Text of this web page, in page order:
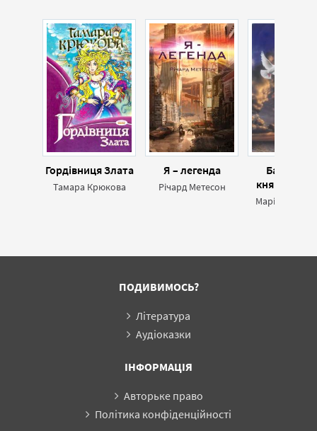
Гордівниця Злата
Тамара Крюкова
Я – легенда
Річард Метесон
Балада
княгиню
Марія
ПОДИВИМОСЬ?
Література
Аудіоказки
ІНФОРМАЦІЯ
Авторьке право
Політика конфіденційності